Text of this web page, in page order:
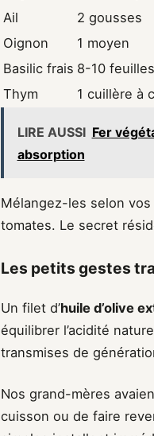
Ail
2 gousses
Oignon
1 moyen
Basilic frais 8-10 feuilles
Thym
1 cuillère à
LIRE AUSSI Fer
absorption
Mélangez-les selon
tomates. Le secret
Les petits gestes
Un filet d’huile d’olive
équilibrer l’acidité
transmises de
Nos grand-mères
cuisson ou de faire